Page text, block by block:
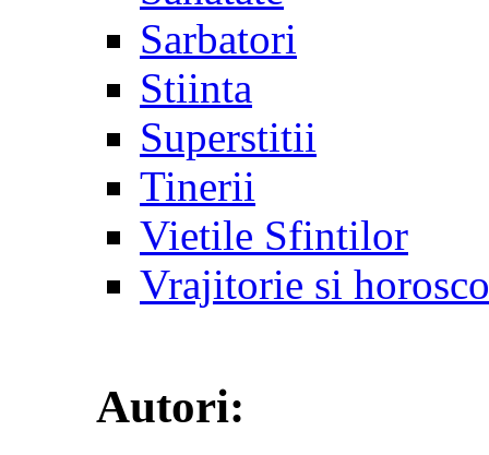
Sarbatori
Stiinta
Superstitii
Tinerii
Vietile Sfintilor
Vrajitorie si
Autori: